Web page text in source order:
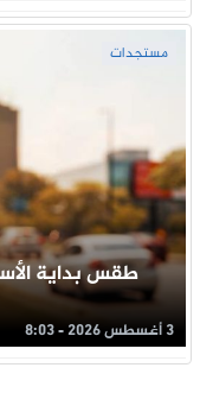
مستجدات
طقس بداية
3 أغسطس 2026 - 8:03